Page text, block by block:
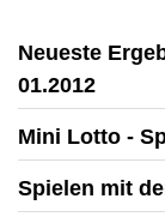
Neueste
01.2012
Mini Lotto -
Spielen mit